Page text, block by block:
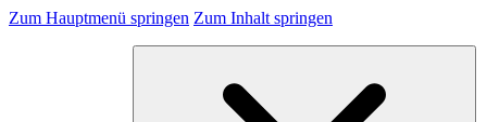
Zum Hauptmenü springen Zum Inhalt springen